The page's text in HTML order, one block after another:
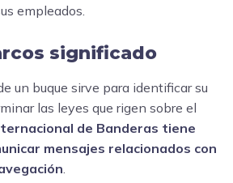
empleados.
significado
un buque sirve para identificar su
las leyes que rigen sobre el
de Banderas tiene
mensajes relacionados con
.